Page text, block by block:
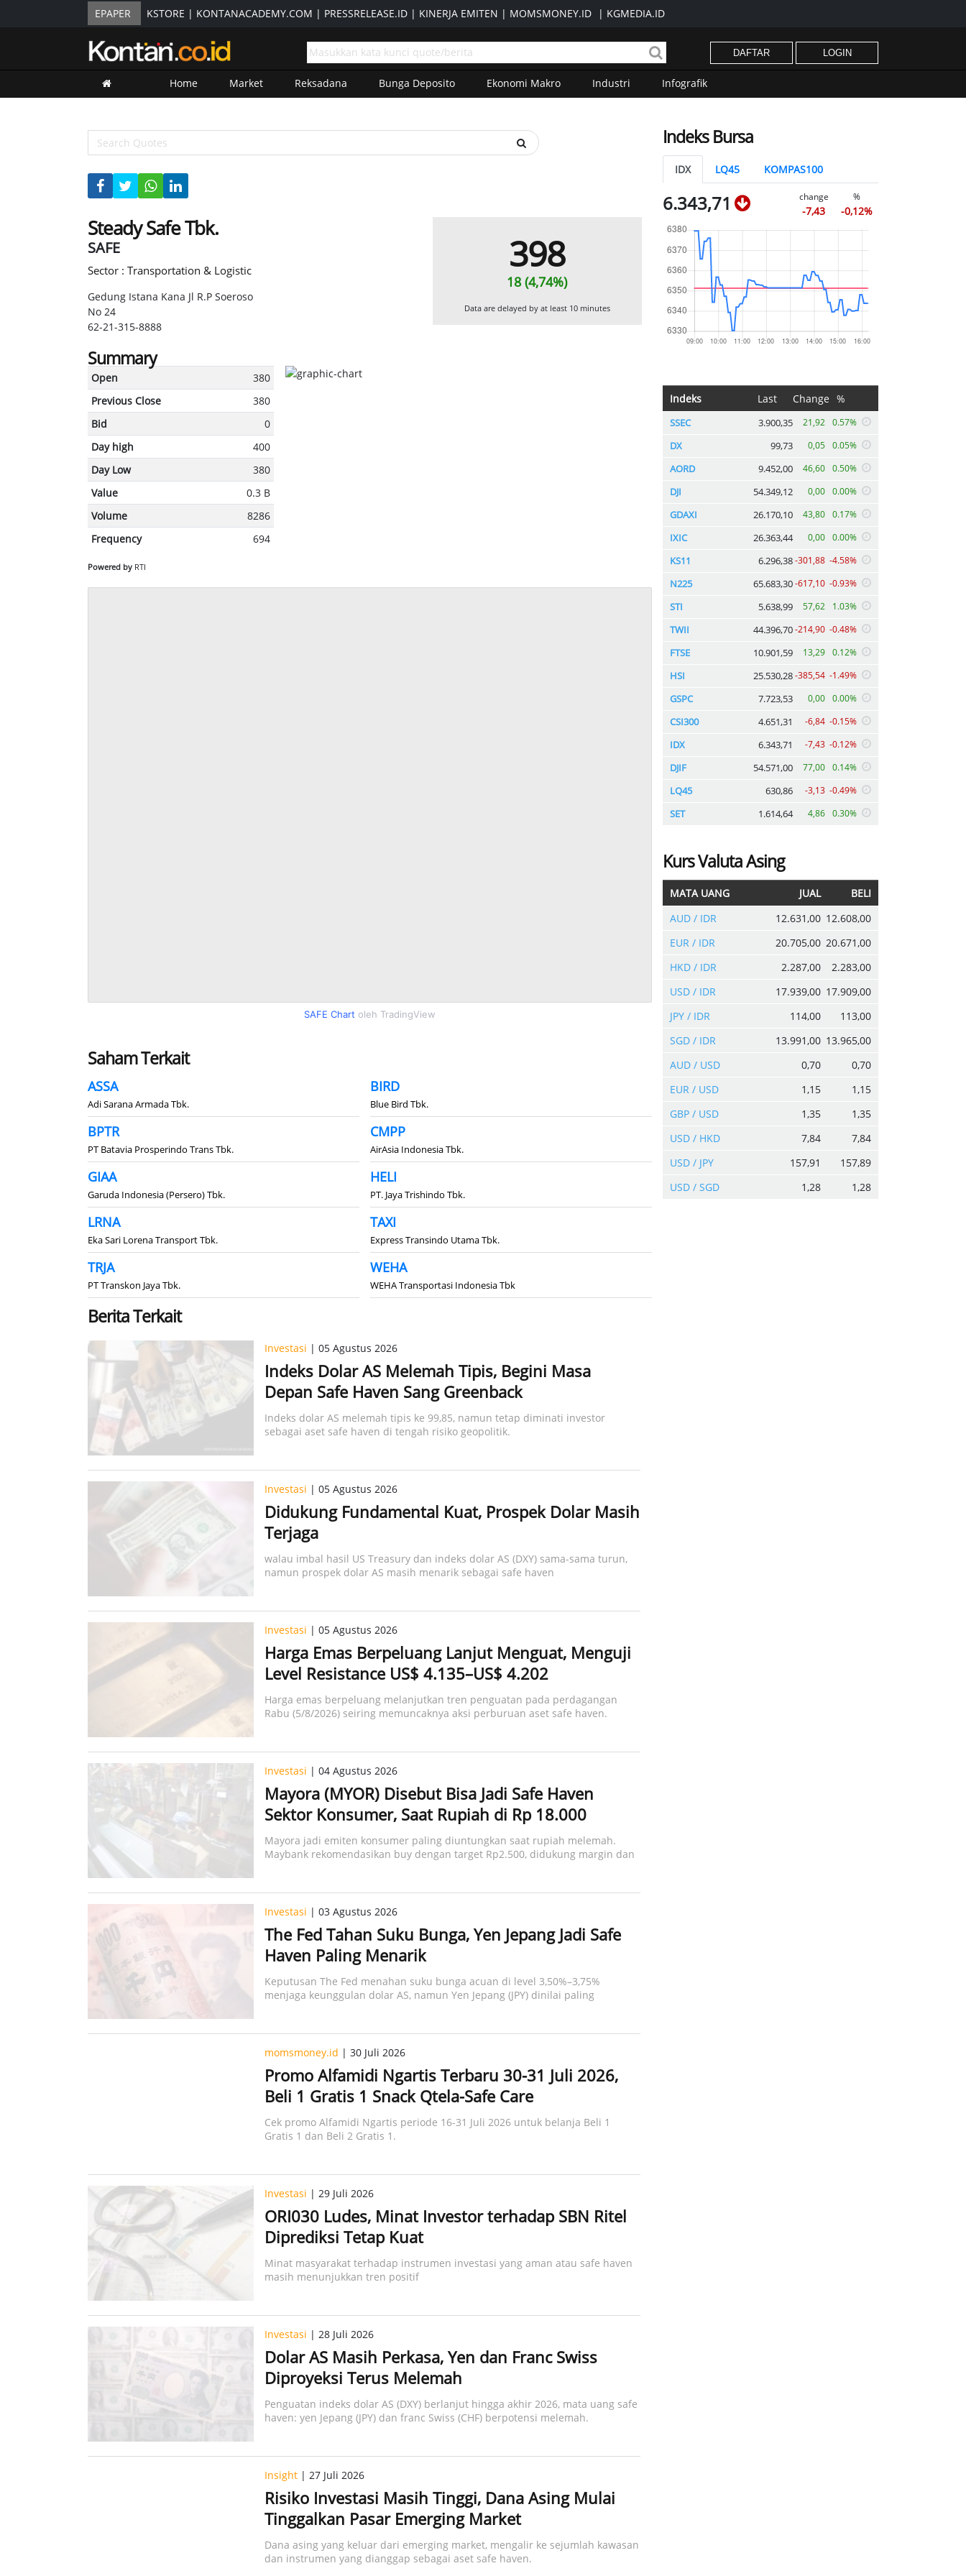
EPAPER KSTORE | KONTANACADEMY.COM | PRESSRELEASE.ID | KINERJA EMITEN | MOMSMONEY.ID | KGMEDIA.ID
DAFTAR LOGIN
Home Market Reksadana Bunga Deposito Ekonomi Makro Industri Infografik
Steady Safe Tbk.
SAFE
Sector : Transportation & Logistic
Gedung Istana Kana Jl R.P Soeroso
No 24
62-21-315-8888
398
18 (4,74%)
Data are delayed by at least 10 minutes
Summary
Open
380
Previous Close
380
Bid
0
Day high
400
Day Low
380
Value
0.3 B
Volume
8286
Frequency
694
Powered by RTI
SAFE Chart oleh TradingView
Saham Terkait
ASSA
Adi Sarana Armada Tbk.
BIRD
Blue Bird Tbk.
BPTR
PT Batavia Prosperindo Trans Tbk.
CMPP
AirAsia Indonesia Tbk.
GIAA
Garuda Indonesia (Persero) Tbk.
HELI
PT. Jaya Trishindo Tbk.
LRNA
Eka Sari Lorena Transport Tbk.
TAXI
Express Transindo Utama Tbk.
TRJA
PT Transkon Jaya Tbk.
WEHA
WEHA Transportasi Indonesia Tbk
Berita Terkait
Investasi | 05 Agustus 2026
Indeks Dolar AS Melemah Tipis, Begini Masa
Depan Safe Haven Sang Greenback
Indeks dolar AS melemah tipis ke 99,85, namun tetap diminati investor
sebagai aset safe haven di tengah risiko geopolitik.
Investasi | 05 Agustus 2026
Didukung Fundamental Kuat, Prospek Dolar Masih
Terjaga
walau imbal hasil US Treasury dan indeks dolar AS (DXY) sama-sama turun,
namun prospek dolar AS masih menarik sebagai safe haven
Investasi | 05 Agustus 2026
Harga Emas Berpeluang Lanjut Menguat, Menguji
Level Resistance US$ 4.135–US$ 4.202
Harga emas berpeluang melanjutkan tren penguatan pada perdagangan
Rabu (5/8/2026) seiring memuncaknya aksi perburuan aset safe haven.
Investasi | 04 Agustus 2026
Mayora (MYOR) Disebut Bisa Jadi Safe Haven
Sektor Konsumer, Saat Rupiah di Rp 18.000
Mayora jadi emiten konsumer paling diuntungkan saat rupiah melemah.
Maybank rekomendasikan buy dengan target Rp2.500, didukung margin dan
Investasi | 03 Agustus 2026
The Fed Tahan Suku Bunga, Yen Jepang Jadi Safe
Haven Paling Menarik
Keputusan The Fed menahan suku bunga acuan di level 3,50%–3,75%
menjaga keunggulan dolar AS, namun Yen Jepang (JPY) dinilai paling
momsmoney.id | 30 Juli 2026
Promo Alfamidi Ngartis Terbaru 30-31 Juli 2026,
Beli 1 Gratis 1 Snack Qtela-Safe Care
Cek promo Alfamidi Ngartis periode 16-31 Juli 2026 untuk belanja Beli 1
Gratis 1 dan Beli 2 Gratis 1.
Investasi | 29 Juli 2026
ORI030 Ludes, Minat Investor terhadap SBN Ritel
Diprediksi Tetap Kuat
Minat masyarakat terhadap instrumen investasi yang aman atau safe haven
masih menunjukkan tren positif
Investasi | 28 Juli 2026
Dolar AS Masih Perkasa, Yen dan Franc Swiss
Diproyeksi Terus Melemah
Penguatan indeks dolar AS (DXY) berlanjut hingga akhir 2026, mata uang safe
haven: yen Jepang (JPY) dan franc Swiss (CHF) berpotensi melemah.
Insight| 27 Juli 2026
Risiko Investasi Masih Tinggi, Dana Asing Mulai
Tinggalkan Pasar Emerging Market
Dana asing yang keluar dari emerging market, mengalir ke sejumlah kawasan
dan instrumen yang dianggap sebagai aset safe haven.
Indeks Bursa
IDX LQ45 KOMPAS100
6.343,71 change
-7,43
%
-0,12%
Indeks Last Change %
SSEC 3.900,35 21,92 0.57%
DX 99,73 0,05 0.05%
AORD 9.452,00 46,60 0.50%
DJI 54.349,12 0,00 0.00%
GDAXI 26.170,10 43,80 0.17%
IXIC 26.363,44 0,00 0.00%
KS11 6.296,38-301,88 -4.58%
N225 65.683,30-617,10 -0.93%
STI 5.638,99 57,62 1.03%
TWII 44.396,70-214,90 -0.48%
FTSE 10.901,59 13,29 0.12%
HSI 25.530,28-385,54 -1.49%
GSPC 7.723,53 0,00 0.00%
CSI300 4.651,31 -6,84 -0.15%
IDX 6.343,71 -7,43 -0.12%
DJIF 54.571,00 77,00 0.14%
LQ45 630,86 -3,13 -0.49%
SET 1.614,64 4,86 0.30%
Kurs Valuta Asing
MATA UANG JUAL
BELI
AUD / IDR
12.631,00 12.608,00
EUR / IDR
20.705,00 20.671,00
HKD / IDR
2.287,00
2.283,00
USD / IDR
17.939,00 17.909,00
JPY / IDR
114,00
113,00
SGD / IDR
13.991,00 13.965,00
AUD / USD
0,70
0,70
EUR / USD
1,15
1,15
GBP / USD
1,35
1,35
USD / HKD
7,84
7,84
USD / JPY
157,91
157,89
USD / SGD
1,28 1,28